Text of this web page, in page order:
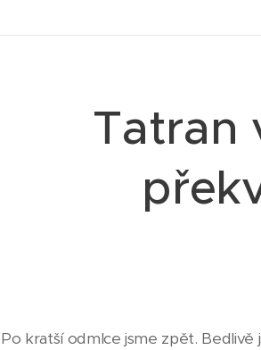
Tatran
Po kratší odmlce jsme zpět. Bedlivě